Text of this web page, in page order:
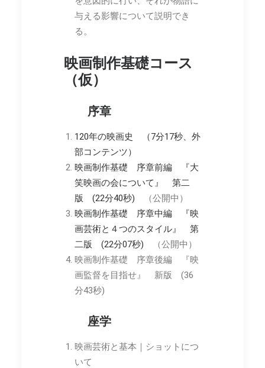
与える影響について説明でき
る。
映画制作基礎コース
（仮）
序章
120年の映画史 （7分17秒、外
部コンテンツ）
映画制作基礎 序章前編 『大
笑映画の会について』 第二
版 (22分40秒) （公開中）
映画制作基礎 序章中編 『映
画芸術と４つのスタイル』 第
二版 (22分07秒) （公開中）
映画制作基礎 序章後編 『映
画監督を目指せ』 新版 (36
分43秒)
座学
映画芸術と基本｜ショットにつ
いて